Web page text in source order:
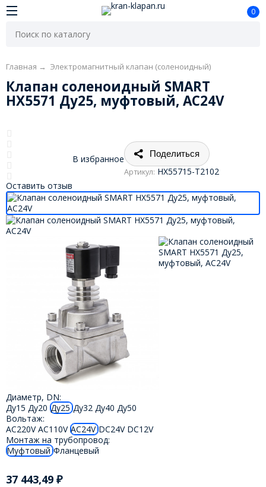
0
Главная → Электромагнитный клапан (соленоидный)
Клапан соленоидный SMART
HX5571 Ду25, муфтовый, AC24V
Оставить отзыв
В избранное
Поделиться
Артикул: HX55715-T2102
Диаметр, DN:
Ду15 Ду20 Ду25Ду32 Ду40 Ду50
Вольтаж:
AC220VAC110VAC24VDC24V DC12V
Монтаж на трубопровод:
МуфтовыйФланцевый
37 443,49 ₽